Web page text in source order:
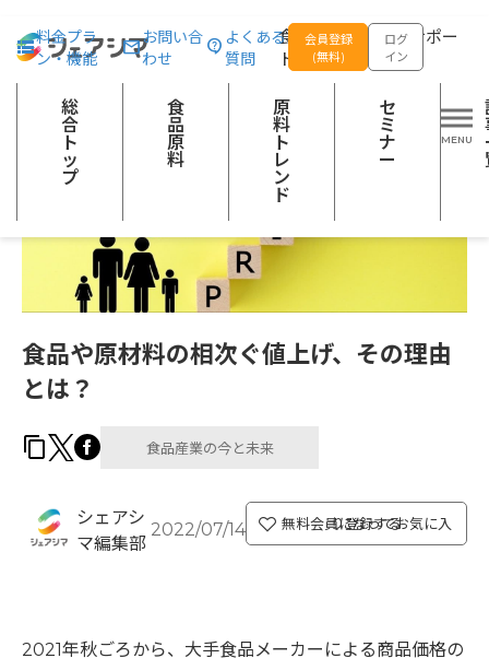
食品の企画開発をサポー
トする
料金プラ
ン・機能
お問い合
わせ
よくある
質問
会員登録
(無料)
ログ
イン
総
合
ト
ッ
プ
食
品
原
料
原
料
ト
レ
ン
ド
セ
ミ
ナ
ー
総合トップ 記事一覧 食品産業の今と未来 食品や原材料の相次
食品や原材料の相次ぐ値上げ、その理由
とは？
食品産業の今と未来
シェアシ
マ編集部
2022/07/14 無料会員になってお気に入り登録する
2021年秋ごろから、大手食品メーカーによる商品価格の